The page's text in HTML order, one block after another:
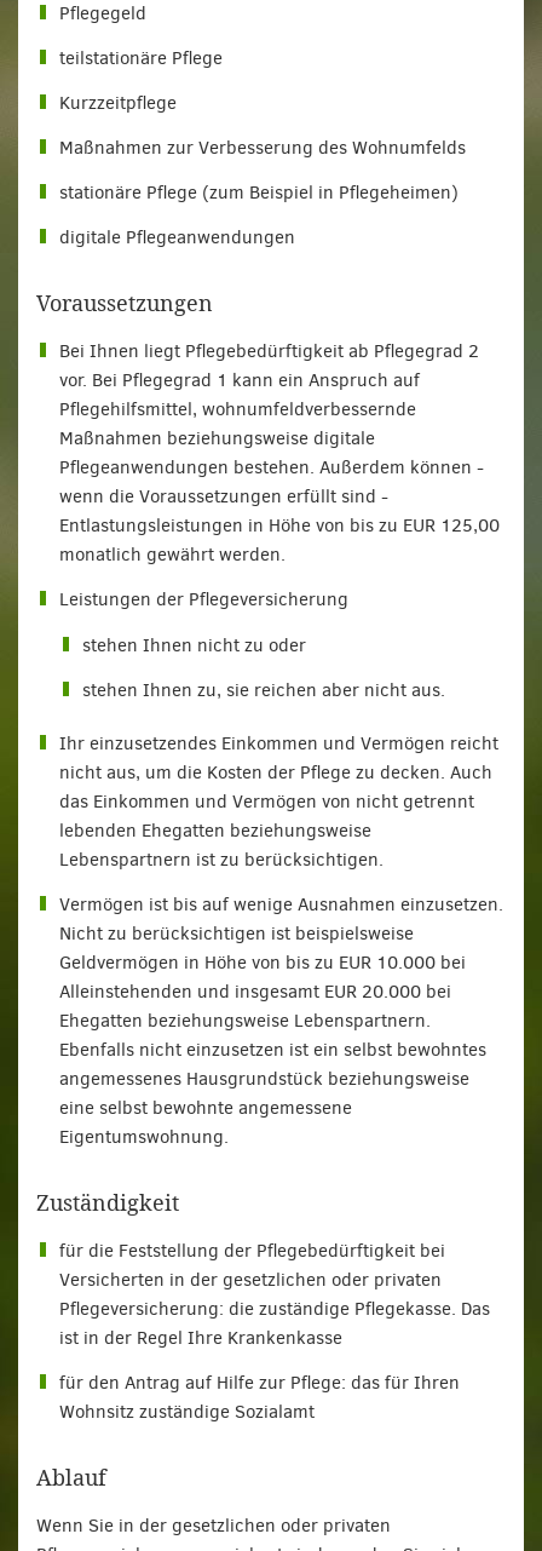
Pflegegeld
teilstationäre Pflege
Kurzzeitpflege
Maßnahmen zur Verbesserung des Wohnumfelds
stationäre Pflege (zum Beispiel in Pflegeheimen)
digitale Pflegeanwendungen
Voraussetzungen
Bei Ihnen liegt Pflegebedürftigkeit ab Pflegegrad 2
vor. Bei Pflegegrad 1 kann ein Anspruch auf
Pflegehilfsmittel, wohnumfeldverbessernde
Maßnahmen beziehungsweise digitale
Pflegeanwendungen bestehen. Außerdem können -
wenn die Voraussetzungen erfüllt sind -
Entlastungsleistungen in Höhe von bis zu EUR 125,00
monatlich gewährt werden.
Leistungen der Pflegeversicherung
stehen Ihnen nicht zu oder
stehen Ihnen zu, sie reichen aber nicht aus.
Ihr einzusetzendes Einkommen und Vermögen reicht
nicht aus, um die Kosten der Pflege zu decken. Auch
das Einkommen und Vermögen von nicht getrennt
lebenden Ehegatten beziehungsweise
Lebenspartnern ist zu berücksichtigen.
Vermögen ist bis auf wenige Ausnahmen einzusetzen.
Nicht zu berücksichtigen ist beispielsweise
Geldvermögen in Höhe von bis zu EUR 10.000 bei
Alleinstehenden und insgesamt EUR 20.000 bei
Ehegatten beziehungsweise Lebenspartnern.
Ebenfalls nicht einzusetzen ist ein selbst bewohntes
angemessenes Hausgrundstück beziehungsweise
eine selbst bewohnte angemessene
Eigentumswohnung.
Zuständigkeit
für die Feststellung der Pflegebedürftigkeit bei
Versicherten in der gesetzlichen oder privaten
Pflegeversicherung: die zuständige Pflegekasse. Das
ist in der Regel Ihre Krankenkasse
für den Antrag auf Hilfe zur Pflege: das für Ihren
Wohnsitz zuständige Sozialamt
Ablauf
Wenn Sie in der gesetzlichen oder privaten